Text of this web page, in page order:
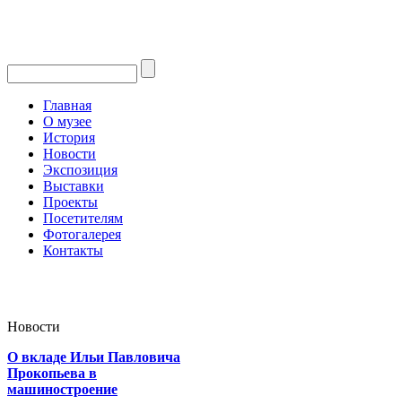
Главная
О музее
История
Новости
Экспозиция
Выставки
Проекты
Посетителям
Фотогалерея
Контакты
Новости
О вкладе Ильи Павловича
Прокопьева в
машиностроение